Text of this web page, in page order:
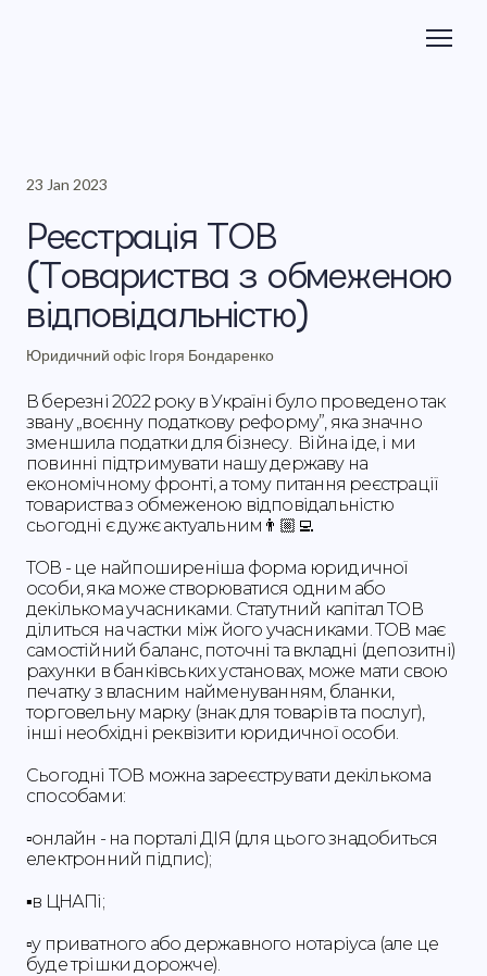
23 Jan 2023
Реєстрація ТОВ
(Товариства з обмеженою
відповідальністю)
Юридичний офіс Ігоря Бондаренко
В березні 2022 року в Україні було проведено так
звану „воєнну податкову реформу”, яка значно
зменшила податки для бізнесу. Війна іде, і ми
повинні підтримувати нашу державу на
економічному фронті, а тому питання реєстрації
товариства з обмеженою відповідальністю
сьогодні є дужє актуальним👨🏼‍💻
ТОВ - це найпоширеніша форма юридичної
особи, яка може створюватися одним або
декількома учасниками. Статутний капітал ТОВ
ділиться на частки між його учасниками. ТОВ має
самостійний баланс, поточні та вкладні (депозитні)
рахунки в банківських установах, може мати свою
печатку з власним найменуванням, бланки,
торговельну марку (знак для товарів та послуг),
інші необхідні реквізити юридичної особи.
Сьогодні ТОВ можна зареєструвати декількома
способами:
▫️онлайн - на порталі ДІЯ (для цього знадобиться
електронний підпис);
▪️в ЦНАПі;
▫️у приватного або державного нотаріуса (але це
буде трішки дорожче).